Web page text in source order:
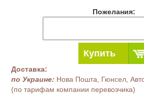
Пожелания:
Купить
Доставка:
по Украине: Нова Пошта, Гюнсел,
(по тарифам компании перевозчика)